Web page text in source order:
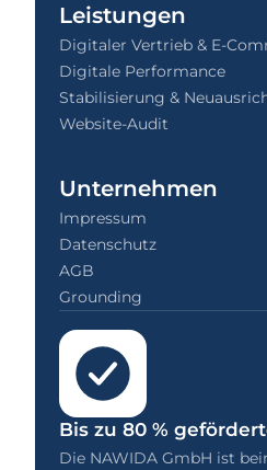
Leistungen
Digitaler Vertrieb & E-
Digitale Performance
Stabilisierung &
Website-Audit
Unternehmen
Impressum
Datenschutz
AGB
Grounding
Bis zu 80 %
Die NAWIDA GmbH ist